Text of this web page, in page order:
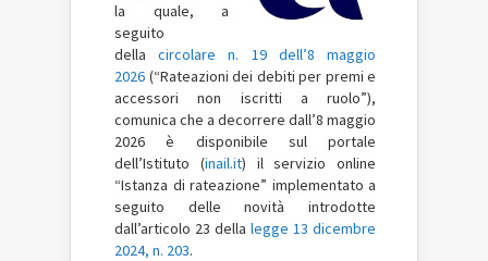
la quale, a
seguito
dellacircolare n. 19 dell’8 maggio
2026 (“Rateazioni dei debiti per premi e
accessori non iscritti a ruolo”),
comunica che a decorrere dall’8 maggio
2026 è disponibile sul portale
dell’Istituto (inail.it) il servizio online
“Istanza di rateazione” implementato a
seguito delle novità introdotte
dall’articolo 23 della legge 13 dicembre
2024, n. 203.